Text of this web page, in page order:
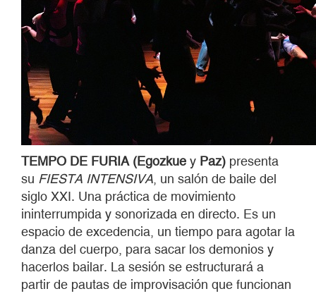
TEMPO DE FURIA (Egozkue y Paz) presenta
su FIESTA INTENSIVA , un salón de baile del
siglo XXI. Una práctica de movimiento
ininterrumpida y sonorizada en directo. Es un
espacio de excedencia, un tiempo para agotar la
danza del cuerpo, para sacar los demonios y
hacerlos bailar. La sesión se estructurará a
partir de pautas de improvisación que funcionan